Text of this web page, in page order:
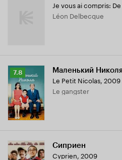
Je vous ai compris:
Léon Delbecque
Рейтинг
Кинопоиска
7.8
7.8 Маленький Николя
Le Petit Nicolas, 2009
Le gangster
Сиприен
Cyprien, 2009